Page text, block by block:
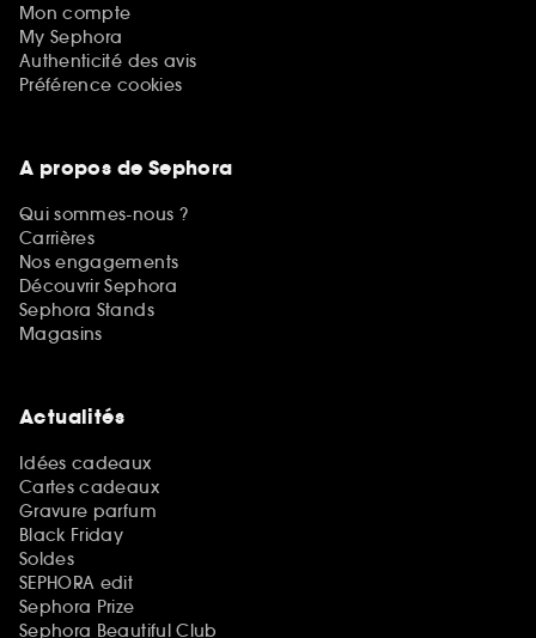
Mon compte
My Sephora
Authenticité des avis
Préférence cookies
A propos de Sephora
Qui sommes-nous ?
Carrières
Nos engagements
Découvrir Sephora
Sephora Stands
Magasins
Actualités
Idées cadeaux
Cartes cadeaux
Gravure parfum
Black Friday
Soldes
SEPHORA edit
Sephora Prize
Sephora Beautiful Club